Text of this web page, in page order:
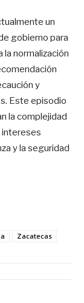
un
gobierno para
normalización
y
Este episodio
la complejidad
intereses
y la seguridad
Zacatecas